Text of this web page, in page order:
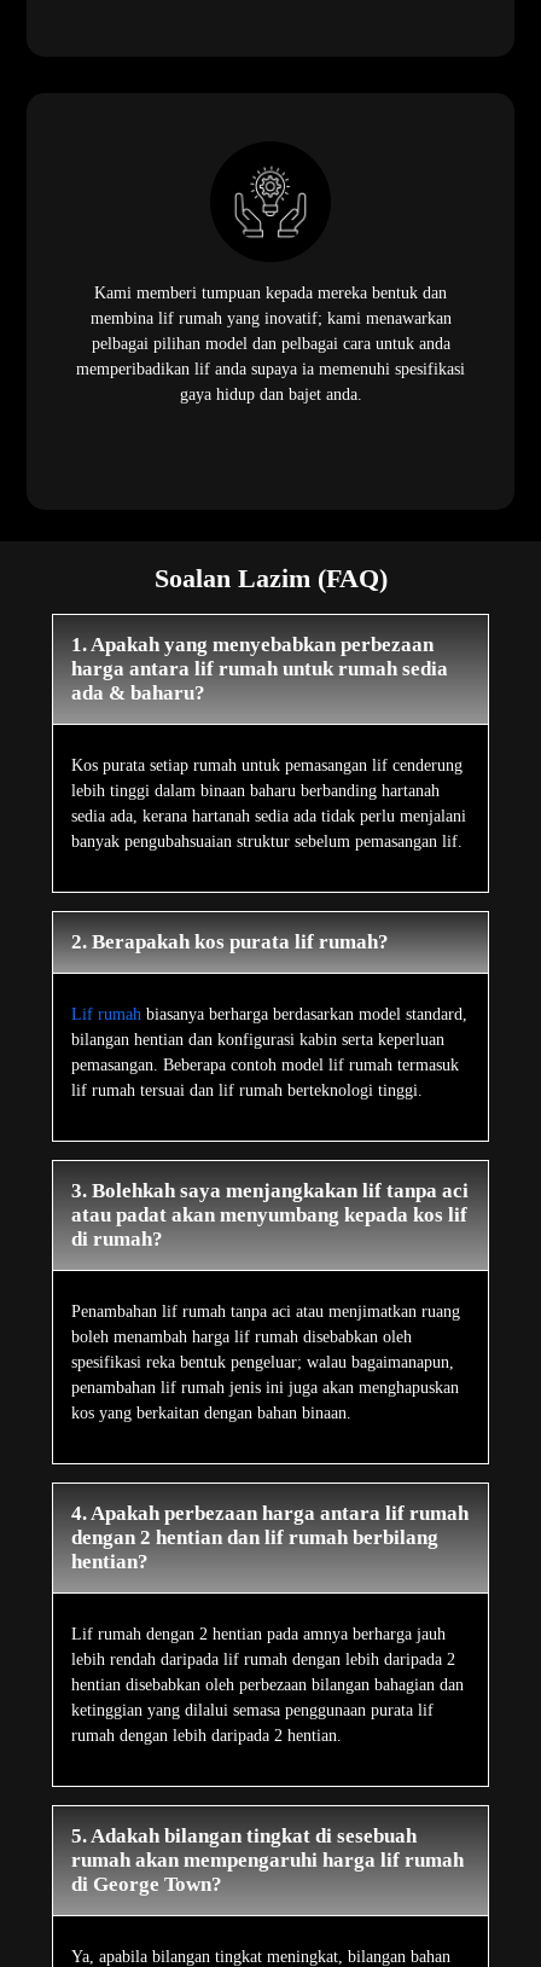
Kami memberi tumpuan kepada mereka bentuk dan
membina lif rumah yang inovatif; kami menawarkan
pelbagai pilihan model dan pelbagai cara untuk anda
memperibadikan lif anda supaya ia memenuhi spesifikasi
gaya hidup dan bajet anda.
Soalan Lazim (FAQ)
1. Apakah yang menyebabkan perbezaan
harga antara lif rumah untuk rumah sedia
ada & baharu?
Kos purata setiap rumah untuk pemasangan lif cenderung
lebih tinggi dalam binaan baharu berbanding hartanah
sedia ada, kerana hartanah sedia ada tidak perlu menjalani
banyak pengubahsuaian struktur sebelum pemasangan lif.
2. Berapakah kos purata lif rumah?
Lif rumahbiasanya berharga berdasarkan model standard,
bilangan hentian dan konfigurasi kabin serta keperluan
pemasangan. Beberapa contoh model lif rumah termasuk
lif rumah tersuai dan lif rumah berteknologi tinggi.
3. Bolehkah saya menjangkakan lif tanpa aci
atau padat akan menyumbang kepada kos lif
di rumah?
Penambahan lif rumah tanpa aci atau menjimatkan ruang
boleh menambah harga lif rumah disebabkan oleh
spesifikasi reka bentuk pengeluar; walau bagaimanapun,
penambahan lif rumah jenis ini juga akan menghapuskan
kos yang berkaitan dengan bahan binaan.
4. Apakah perbezaan harga antara lif rumah
dengan 2 hentian dan lif rumah berbilang
hentian?
Lif rumah dengan 2 hentian pada amnya berharga jauh
lebih rendah daripada lif rumah dengan lebih daripada 2
hentian disebabkan oleh perbezaan bilangan bahagian dan
ketinggian yang dilalui semasa penggunaan purata lif
rumah dengan lebih daripada 2 hentian.
5. Adakah bilangan tingkat di sesebuah
rumah akan mempengaruhi harga lif rumah
di George Town?
Ya, apabila bilangan tingkat meningkat, bilangan bahan